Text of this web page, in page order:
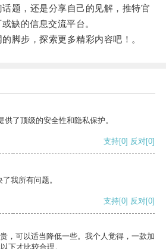
，还是分享自己的见解，推特官
缺的信息交流平台。
步，探索更多精彩内容吧！。
了顶级的安全性和隐私保护。
支持[0] 反对[0]
我所有问题。
支持[0] 反对[0]
，可以适当降低一些。我个人觉得，一款加
下才比较合理。